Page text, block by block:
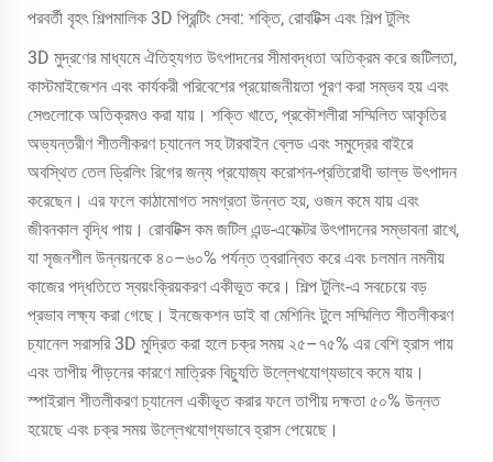
পরবর্তী বৃহৎ শিল্পমালিক 3D প্রিন্টিং সেবা: শক্তি, রোবটিক্স এবং শিল্প টুলিং
3D মুদ্রণের মাধ্যমে ঐতিহ্যগত উৎপাদনের সীমাবদ্ধতা অতিক্রম করে জটিলতা,
কাস্টমাইজেশন এবং কার্যকরী পরিবেশের প্রয়োজনীয়তা পূরণ করা সম্ভব হয় এবং
সেগুলোকে অতিক্রমও করা যায়। শক্তি খাতে, প্রকৌশলীরা সম্মিলিত আকৃতির
অভ্যন্তরীণ শীতলীকরণ চ্যানেল সহ টারবাইন ব্লেড এবং সমুদ্রের বাইরে
অবস্থিত তেল ড্রিলিং রিগের জন্য প্রযোজ্য করোশন-প্রতিরোধী ভাল্ভ উৎপাদন
করেছেন। এর ফলে কাঠামোগত সমগ্রতা উন্নত হয়, ওজন কমে যায় এবং
জীবনকাল বৃদ্ধি পায়। রোবটিক্স কম জটিল এন্ড-এফেক্টর উৎপাদনের সম্ভাবনা রাখে,
যা সৃজনশীল উন্নয়নকে ৪০–৬০% পর্যন্ত ত্বরান্বিত করে এবং চলমান নমনীয়
কাজের পদ্ধতিতে স্বয়ংক্রিয়করণ একীভূত করে। শিল্প টুলিং-এ সবচেয়ে বড়
প্রভাব লক্ষ্য করা গেছে। ইনজেকশন ডাই বা মেশিনিং টুলে সম্মিলিত শীতলীকরণ
চ্যানেল সরাসরি 3D মুদ্রিত করা হলে চক্র সময় ২৫–৭৫% এর বেশি হ্রাস পায়
এবং তাপীয় পীড়নের কারণে মাত্রিক বিচ্যুতি উল্লেখযোগ্যভাবে কমে যায়।
স্পাইরাল শীতলীকরণ চ্যানেল একীভূত করার ফলে তাপীয় দক্ষতা ৫০% উন্নত
হয়েছে এবং চক্র সময় উল্লেখযোগ্যভাবে হ্রাস পেয়েছে।